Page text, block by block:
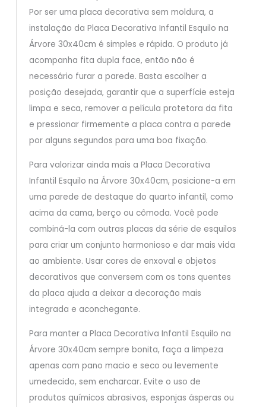
Por ser uma placa decorativa sem moldura, a
instalação da Placa Decorativa Infantil Esquilo na
Árvore 30x40cm é simples e rápida. O produto já
acompanha fita dupla face, então não é
necessário furar a parede. Basta escolher a
posição desejada, garantir que a superfície esteja
limpa e seca, remover a película protetora da fita
e pressionar firmemente a placa contra a parede
por alguns segundos para uma boa fixação.
Para valorizar ainda mais a Placa Decorativa
Infantil Esquilo na Árvore 30x40cm, posicione-a em
uma parede de destaque do quarto infantil, como
acima da cama, berço ou cômoda. Você pode
combiná-la com outras placas da série de esquilos
para criar um conjunto harmonioso e dar mais vida
ao ambiente. Usar cores de enxoval e objetos
decorativos que conversem com os tons quentes
da placa ajuda a deixar a decoração mais
integrada e aconchegante.
Para manter a Placa Decorativa Infantil Esquilo na
Árvore 30x40cm sempre bonita, faça a limpeza
apenas com pano macio e seco ou levemente
umedecido, sem encharcar. Evite o uso de
produtos químicos abrasivos, esponjas ásperas ou